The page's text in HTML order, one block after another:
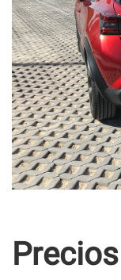
Precios